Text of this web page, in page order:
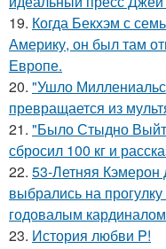
19. Когда Бекхэм с
Америку, он был там
Европе.
20. "Ушло
превращается из
21. "Было Стыдно
сбросил 100 кг и
22. 53-Летняя
выбрались на
годовалым
23. История любви P!